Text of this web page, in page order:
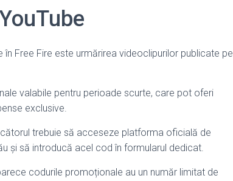
Free Fire este urmărirea videoclipurilor publicate pe
valabile pentru perioade scurte, care pot oferi
exclusive.
trebuie să acceseze platforma oficială de
și să introducă acel cod în formularul dedicat.
codurile promoționale au un număr limitat de